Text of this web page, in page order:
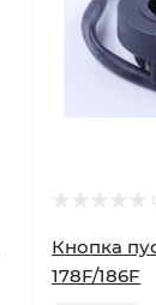
Кнопка
178F/186F